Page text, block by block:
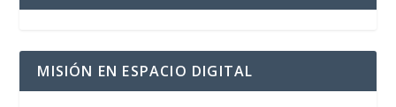
MISIÓN EN ESPACIO DIGITAL